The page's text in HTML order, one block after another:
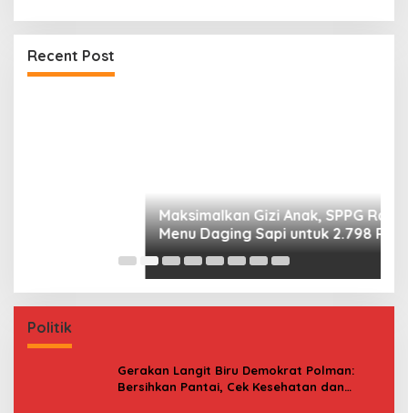
Recent Post
Maksimalkan Gizi Anak, SPPG Rangas Sajikan
Politik
Gerakan Langit Biru Demokrat Polman:
Bersihkan Pantai, Cek Kesehatan dan